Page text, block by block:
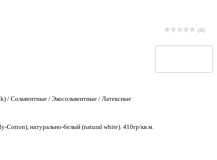
(0)
/ Сольвентные / Экосольвентные / Латексные
Cotton), натурально-белый (natural white). 410гр/кв.м.